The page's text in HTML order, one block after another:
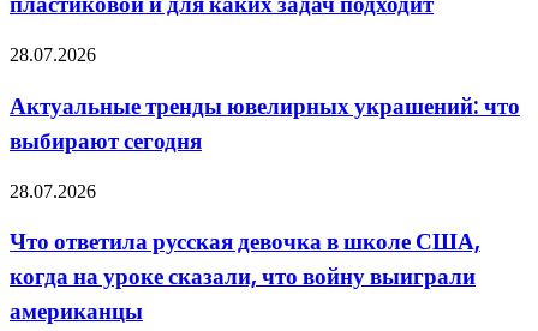
и
задач
подходит
Актуальные
ювелирных
украшений:
что
сегодня
28.07.2026
Актуальные тренды ювелирных украшений: что
выбирают сегодня
Что
русская
девочка
в
США,
28.07.2026
Что ответила русская девочка в школе США,
когда на уроке сказали, что войну выиграли
американцы